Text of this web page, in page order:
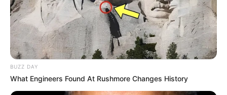
Τελευταία νέα
Θεσσαλονίκη: Τι αλλάζει στις
λεωφορειακές γραμμές με τη
λειτουργία της επέκτασης του Μετρό
Τραγωδία στην Πάτρα: Πέθανε βρέφος
BUZZ DAY
What Engineers Found At Rushmore Changes History